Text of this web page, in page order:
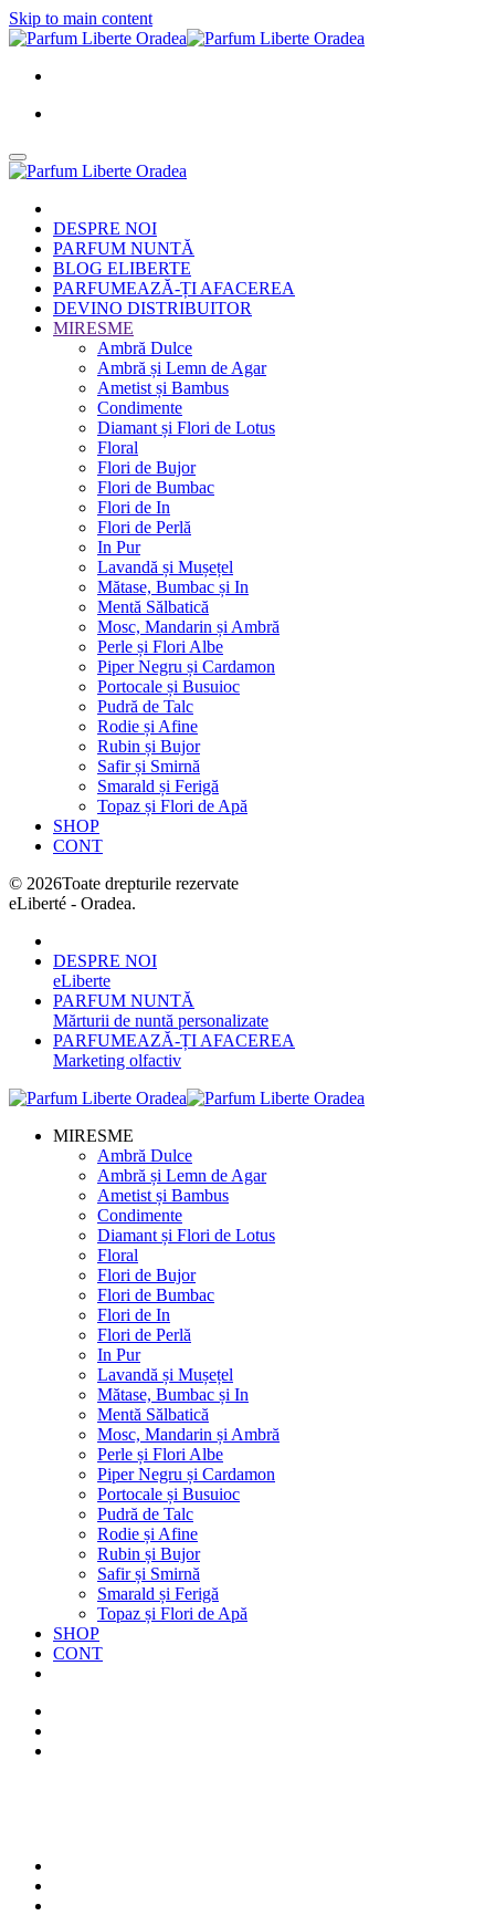
Skip to main content
DESPRE NOI
PARFUM NUNTĂ
BLOG ELIBERTE
PARFUMEAZĂ-ȚI AFACEREA
DEVINO DISTRIBUITOR
MIRESME
Ambră Dulce
Ambră și Lemn de Agar
Ametist și Bambus
Condimente
Diamant și Flori de Lotus
Floral
Flori de Bujor
Flori de Bumbac
Flori de In
Flori de Perlă
In Pur
Lavandă și Mușețel
Mătase, Bumbac și In
Mentă Sălbatică
Mosc, Mandarin și Ambră
Perle și Flori Albe
Piper Negru și Cardamon
Portocale și Busuioc
Pudră de Talc
Rodie și Afine
Rubin și Bujor
Safir și Smirnă
Smarald și Ferigă
Topaz și Flori de Apă
SHOP
CONT
© 2026Toate drepturile rezervate
eLiberté - Oradea.
DESPRE NOI
eLiberte
PARFUM NUNTĂ
Mărturii de nuntă personalizate
PARFUMEAZĂ-ȚI AFACEREA
Marketing olfactiv
MIRESME
Ambră Dulce
Ambră și Lemn de Agar
Ametist și Bambus
Condimente
Diamant și Flori de Lotus
Floral
Flori de Bujor
Flori de Bumbac
Flori de In
Flori de Perlă
In Pur
Lavandă și Mușețel
Mătase, Bumbac și In
Mentă Sălbatică
Mosc, Mandarin și Ambră
Perle și Flori Albe
Piper Negru și Cardamon
Portocale și Busuioc
Pudră de Talc
Rodie și Afine
Rubin și Bujor
Safir și Smirnă
Smarald și Ferigă
Topaz și Flori de Apă
SHOP
CONT